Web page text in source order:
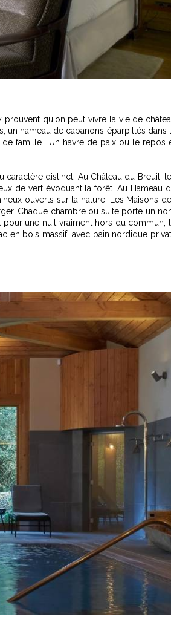
prouvent qu'on peut vivre la vie de
un hameau de cabanons éparpillés dans
famille… Un havre de paix ou le repos
distinct. Au Château du Breuil,
de vert évoquant la forêt. Au Hameau
ouverts sur la nature. Les Maisons
Chaque chambre ou suite porte un
une nuit vraiment hors du commun,
en bois massif, avec bain nordique